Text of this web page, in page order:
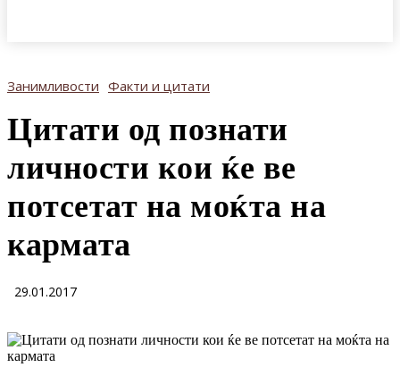
Занимливости Факти и цитати
Цитати од познати
личности кои ќе ве
потсетат на моќта на
кармата
29.01.2017